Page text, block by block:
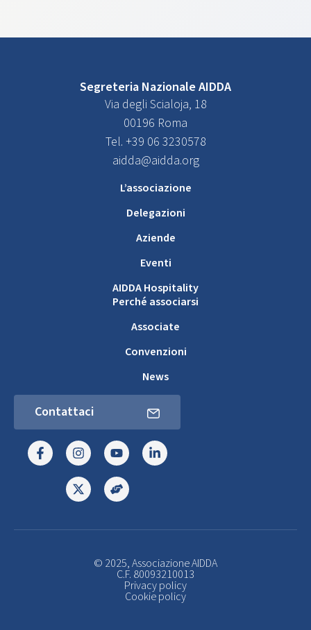
Segreteria Nazionale AIDDA
Via degli Scialoja, 18
00196 Roma
Tel. +39 06 3230578
aidda@aidda.org
L’associazione
Delegazioni
Aziende
Eventi
AIDDA Hospitality
Perché associarsi
Associate
Convenzioni
News
Contattaci
© 2025, Associazione AIDDA
C.F. 80093210013
Privacy policy
Cookie policy